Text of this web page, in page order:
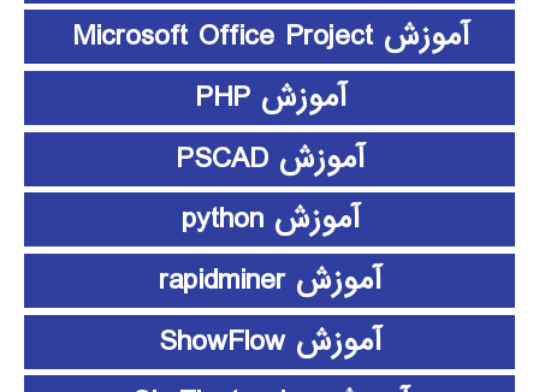
آموزش Microsoft Office Project
آموزش PHP
آموزش PSCAD
آموزش python
آموزش rapidminer
آموزش ShowFlow